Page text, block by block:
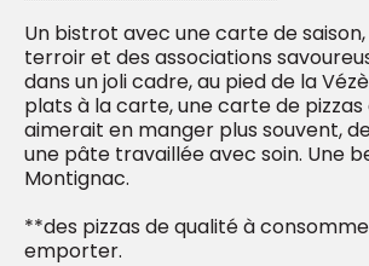
Un bistrot avec une carte de
terroir et des associations
dans un joli cadre, au pied de la
plats à la carte, une carte de
aimerait en manger plus souvent,
une pâte travaillée avec soin. Une
Montignac.
**des pizzas de qualité à
emporter.